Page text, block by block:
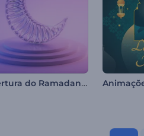
Abertura do Ramadan com Cristal